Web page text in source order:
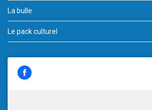
La bulle
Le pack culturel